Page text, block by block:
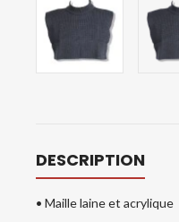
DESCRIPTION
• Maille laine et acrylique